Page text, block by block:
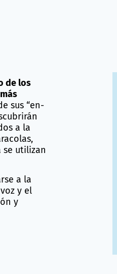
de los
sus “en-
a la
utilizan
a la
y el
y